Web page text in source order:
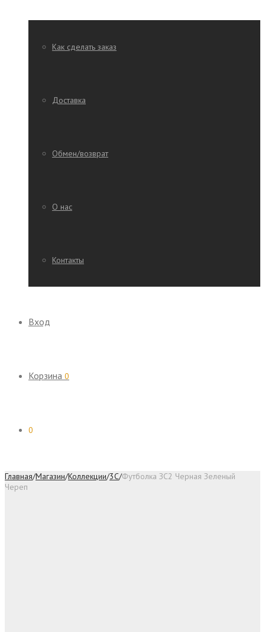
Как сделать заказ
Доставка
Обмен/возврат
О нас
Контакты
Вход
Корзина 0
0
Главная/Магазин/Коллекции/3C/Футболка ЗС2 Черная Зеленый
Череп